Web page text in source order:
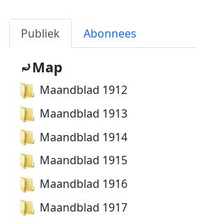
Publiek Abonnees
⤾Map
Maandblad 1912
Maandblad 1913
Maandblad 1914
Maandblad 1915
Maandblad 1916
Maandblad 1917